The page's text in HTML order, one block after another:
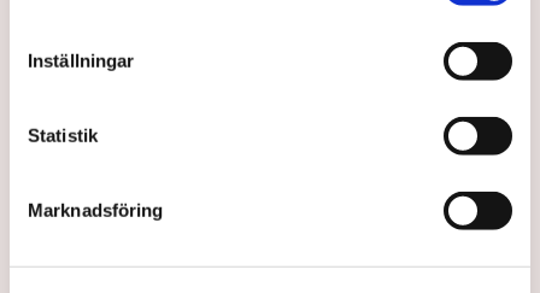
Inställningar
Statistik
Marknadsföring
Polisen använder drönare och uniformerad polis
Samtidigt är polisarbetet komplext när det gäller
Polisen, som befinner sig på plats, kritiseras för att inte
agera tillräckligt då aktionerna kan fortgå för öppen ridå.
resurserinte är tillräckliga
för att skydda verksamheten